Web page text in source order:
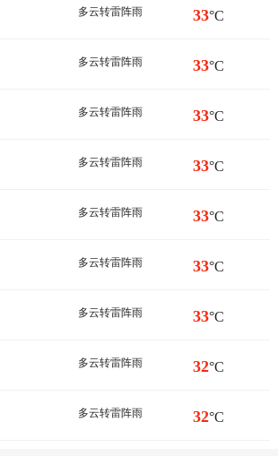
多云转雷阵雨 33°C
多云转雷阵雨 33°C
多云转雷阵雨 33°C
多云转雷阵雨 33°C
多云转雷阵雨 33°C
多云转雷阵雨 33°C
多云转雷阵雨 33°C
多云转雷阵雨 32°C
多云转雷阵雨 32°C